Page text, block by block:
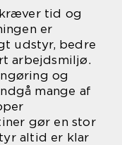
tid og
er
udstyr, bedre
arbejdsmiljø.
og
mange af
gør en stor
altid er klar